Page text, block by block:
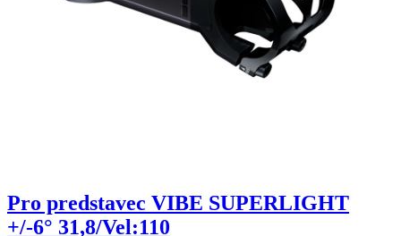
Pro predstavec VIBE SUPERLIGHT
+/-6° 31,8/Vel:110